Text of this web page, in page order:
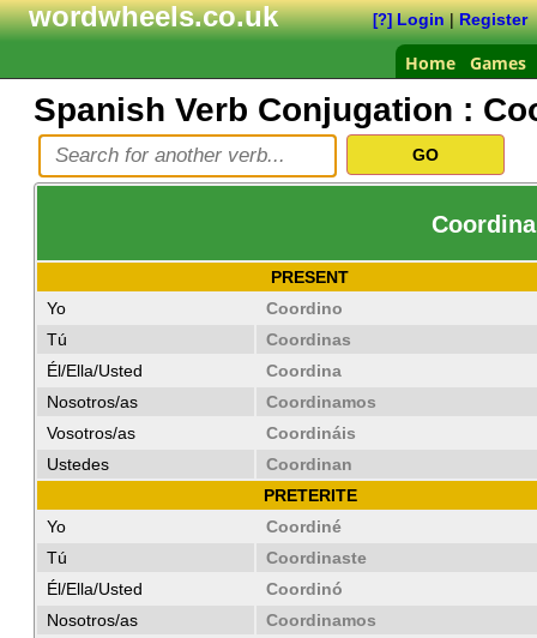
wordwheels.co.uk [?] Login|Register
Home Games
Spanish Verb Conjugation :
PRESENT
Yo
Coordino
Tú
Coordinas
Él/Ella/Usted
Coordina
Nosotros/as
Coordinamos
Vosotros/as
Coordináis
Ustedes
Coordinan
PRETERITE
Yo
Coordiné
Tú
Coordinaste
Él/Ella/Usted
Coordinó
Nosotros/as
Coordinamos